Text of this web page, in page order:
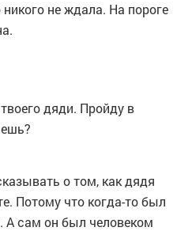
не ждала. На пороге
дяди. Пройду в
о том, как дядя
Потому что когда-то был
А сам он был человеком